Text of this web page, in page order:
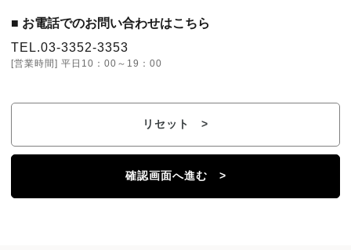
■ お電話でのお問い合わせはこちら
TEL.03-3352-3353
[営業時間] 平日10：00～19：00
リセット >
確認画面へ進む >